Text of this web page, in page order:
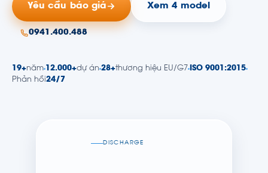
Yêu cầu báo giá Xem 4 model
0941.400.488
19+năm 12.000+dự án 28+thương hiệu EU/G7
ISO 9001:2015
Phản hồi24/7
DISCHARGE